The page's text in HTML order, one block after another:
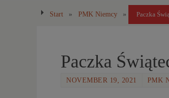
Start » PMK Niemcy » Paczka
Paczka
NOVEMBER 19, 2021 PMK